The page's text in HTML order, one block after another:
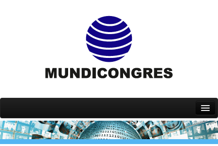
Inicio
Quiénes somos